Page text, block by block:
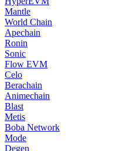
Mantle
World Chain
Apechain
Ronin
Sonic
Flow EVM
Celo
Berachain
Animechain
Blast
Metis
Boba Network
Mode
Degen